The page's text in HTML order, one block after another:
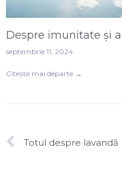
Despre imunitate și
septembrie 11, 2024
Citește mai departe →
Totul despre lavandă